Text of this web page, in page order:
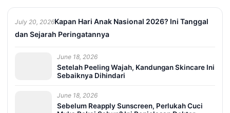
July 20, 2026Kapan Hari Anak Nasional 2026? Ini Tanggal
dan Sejarah Peringatannya
June 18, 2026
Setelah Peeling Wajah, Kandungan Skincare Ini
Sebaiknya Dihindari
June 18, 2026
Sebelum Reapply Sunscreen, Perlukah Cuci